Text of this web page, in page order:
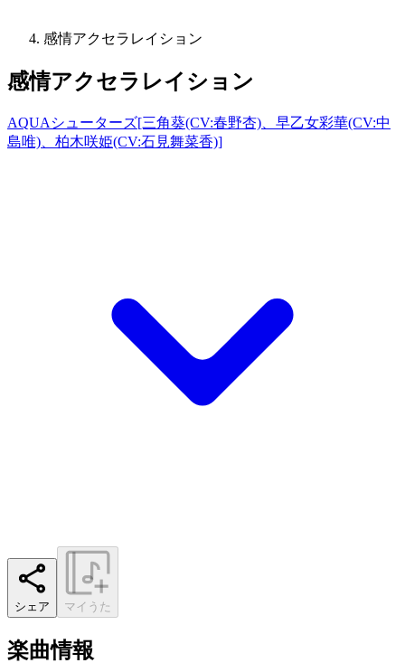
感情アクセラレイション
感情アクセラレイション
AQUAシューターズ[三角葵(CV:春野杏)、早乙女彩華(CV:中
島唯)、柏木咲姫(CV:石見舞菜香)]
シェア マイうた
楽曲情報